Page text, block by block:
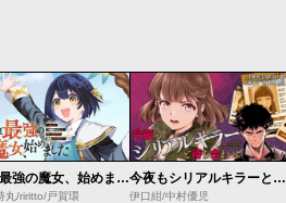
世界最強の魔女、始めました ～私だけ『攻略サイト』を見れる世界で自由に生きます～
丸/riritto/戸賀環
今夜もシリアルキラーと待ち合わせ
伊口紺/中村優児